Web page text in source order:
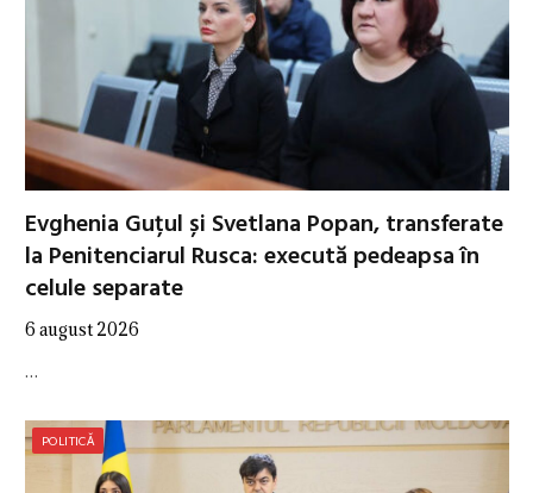
Evghenia Guțul și Svetlana Popan, transferate
la Penitenciarul Rusca: execută pedeapsa în
celule separate
6 august 2026
…
POLITICĂ